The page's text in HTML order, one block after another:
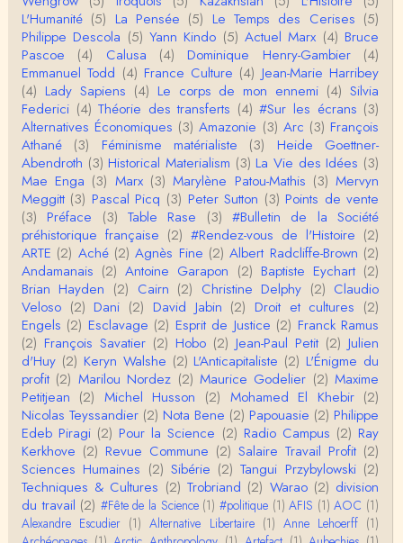
Christophe Darmangeat
Cet article apporte de l'eau à mon moulin (si j'ose
dire) en appuyant la réalité des torture…
roland chaudat
IROQUOIS CANNIBALISM: FACT NOT FICTIONTho
mas S. AblerUniversity of WaterlooBien que ce text
e ne comp…
roland chaudat
Merci de relever ma généralisation hâtive en ce qu
i concerne une hypothétique proportion relative e
n…
Christophe Darmangeat
Pour ce qui est des effets de la variole, ils ont en
effet été catastrophiques 'une manière géné…
Roland Chaudat
L'histoire des populations autochtones profite certai
nement de ces reconstitutions dont la visit…
Anonymous
Je viens de regarder une vidéo de Pascal Picq sur
"le blob" à l'instant. Mon premier r…
Yves Le Dantec
En effet, par "hiérarchie" j'entendais surtout ce que
tu entends dans ton second point…
L'Humanité (5) La Pensée (5) Le Temps des Cerises (5)
Philippe Descola (5) Yann Kindo (5) Actuel Marx (4) Bruce
Pascoe
(4) Calusa (4) Dominique Henry-Gambier
(4)
Emmanuel Todd (4) France Culture (4) Jean-Marie Harribey
(4) Lady Sapiens (4) Le corps de mon ennemi (4) Silvia
Federici (4) Théorie des transferts (4) #Sur les écrans (3)
Alternatives Économiques (3) Amazonie (3) Arc (3) François
Athané
(3) Féminisme matérialiste (3)
Heide Goettner-
Abendroth (3) Historical Materialism (3) La Vie des Idées (3)
Mae Enga (3) Marx (3) Marylène Patou-Mathis (3) Mervyn
Meggitt (3) Pascal Picq (3) Peter Sutton (3) Points de vente
(3) Préface (3) Table Rase (3) #Bulletin de la Société
préhistorique française (2) #Rendez-vous de l'Histoire (2)
ARTE (2) Aché (2) Agnès Fine (2) Albert Radcliffe-Brown (2)
Andamanais (2) Antoine Garapon (2) Baptiste Eychart (2)
Brian Hayden (2) Cairn (2) Christine Delphy (2) Claudio
Veloso (2) Dani (2) David Jabin (2) Droit et cultures (2)
Engels (2) Esclavage (2) Esprit de Justice (2) Franck Ramus
(2) François Savatier (2) Hobo (2) Jean-Paul Petit (2) Julien
d'Huy (2) Keryn Walshe (2) L'Anticapitaliste (2) L'Énigme du
profit (2) Marilou Nordez (2) Maurice Godelier (2) Maxime
Petitjean (2) Michel Husson (2) Mohamed El Khebir (2)
Nicolas Teyssandier (2) Nota Bene (2) Papouasie (2) Philippe
Edeb Piragi (2) Pour la Science (2) Radio Campus (2) Ray
Kerkhove (2) Revue Commune (2) Salaire Travail Profit (2)
Sciences Humaines (2) Sibérie (2) Tangui Przybylowski (2)
Techniques & Cultures (2) Trobriand (2) Warao (2) division
du travail (2) #Fête de la Science (1) #politique (1) AFIS (1) AOC (1)
Alexandre Escudier (1) Alternative Libertaire (1) Anne Lehoerff (1)